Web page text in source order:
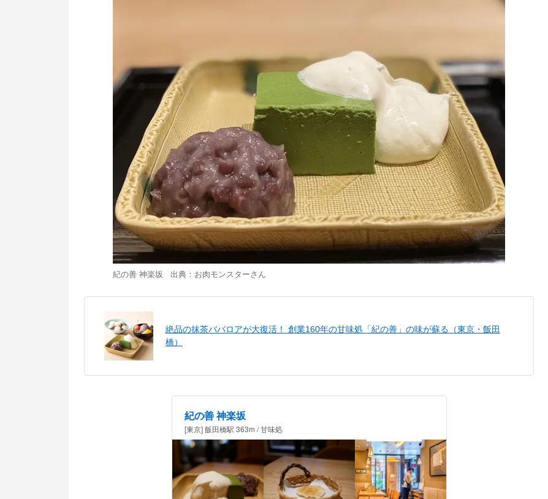
紀の善 神楽坂 出典： お肉モンスターさん
絶品の抹茶ババロアが大復活！ 創業160年の甘味処「紀の善」の味が蘇る（東京・飯田
橋）
紀の善 神楽坂
[東京] 飯田橋駅 363m / 甘味処